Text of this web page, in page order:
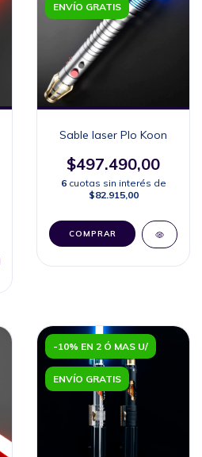
ENVÍO GRATIS
Sable laser Plo Koon
$497.490,00
6 cuotas sin interés de
$82.915,00
COMPRAR
-10% EN 2 Ó MAS U/
ENVÍO GRATIS